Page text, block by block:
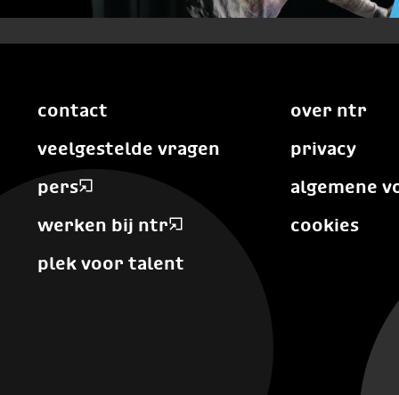
contact
veelgestelde vragen
pers
werken bij ntr
plek voor talent
over ntr
privacy
algemene
cookies